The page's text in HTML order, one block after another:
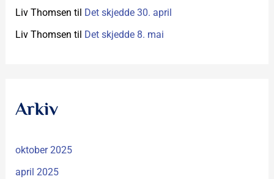
Liv Thomsen til Det skjedde 30. april
Liv Thomsen til Det skjedde 8. mai
Arkiv
oktober 2025
april 2025